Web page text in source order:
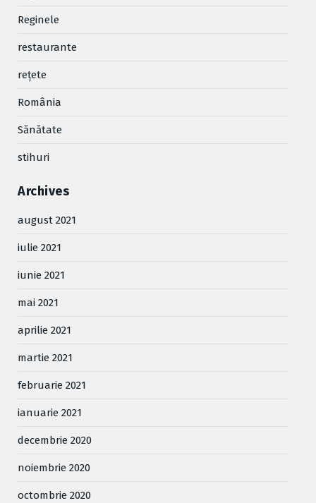
Reginele
restaurante
reţete
România
Sănătate
stihuri
Archives
august 2021
iulie 2021
iunie 2021
mai 2021
aprilie 2021
martie 2021
februarie 2021
ianuarie 2021
decembrie 2020
noiembrie 2020
octombrie 2020